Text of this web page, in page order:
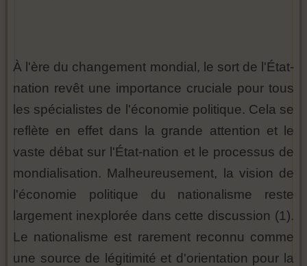
À l'ère du changement mondial, le sort de l'État-
nation revêt une importance cruciale pour tous
les spécialistes de l'économie politique. Cela se
reflète en effet dans la grande attention et le
vaste débat sur l'État-nation et le processus de
mondialisation. Malheureusement, la vision de
l'économie politique du nationalisme reste
largement inexplorée dans cette discussion (1).
Le nationalisme est rarement reconnu comme
une source de légitimité et d'orientation pour la